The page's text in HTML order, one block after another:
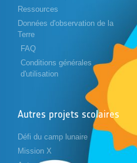
Ressources
Données d'observation de la
Terre
FAQ
Conditions générales
d'utilisation
Autres projets scolaires
Défi du camp lunaire
Mission X